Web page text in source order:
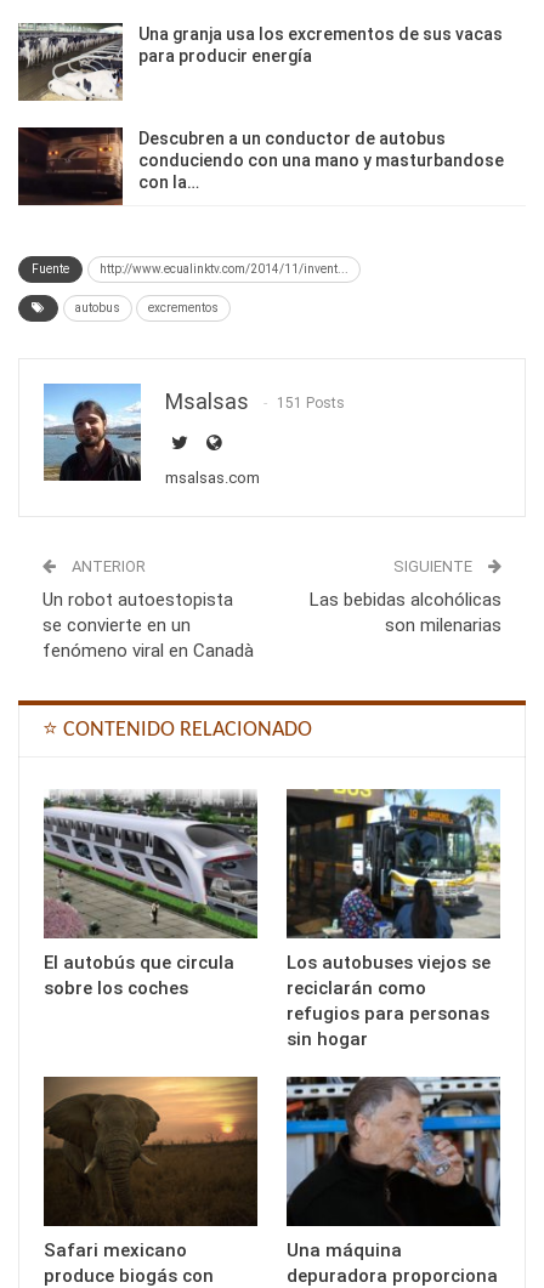
Una granja usa los excrementos de sus vacas
para producir energía
Descubren a un conductor de autobus
conduciendo con una mano y masturbandose
con la…
Fuente http://www.ecualinktv.com/2014/11/invent...
autobus excrementos
Msalsas 151 Posts
msalsas.com
ANTERIOR
Un robot autoestopista
se convierte en un
fenómeno viral en Canadà
SIGUIENTE
Las bebidas alcohólicas
son milenarias
⭐ CONTENIDO RELACIONADO
El autobús que circula
sobre los coches
Los autobuses viejos se
reciclarán como
refugios para personas
sin hogar
Safari mexicano
produce biogás con
Una máquina
depuradora proporciona